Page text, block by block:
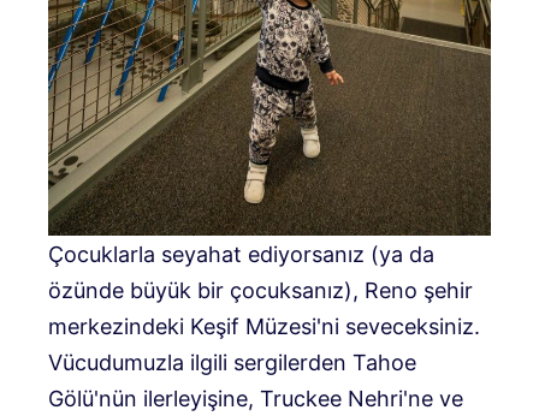
Çocuklarla seyahat ediyorsanız (ya da
özünde büyük bir çocuksanız), Reno şehir
merkezindeki Keşif Müzesi'ni seveceksiniz.
Vücudumuzla ilgili sergilerden Tahoe
Gölü'nün ilerleyişine, Truckee Nehri'ne ve